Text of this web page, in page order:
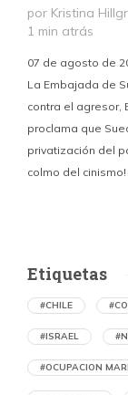
por Kristina
1 min atrás
07 de agosto de
La Embajada de
contra el agresor,
proclama que
privatización del
colmo del cinismo!
Etiquetas
#CHILE
#ISRAEL
#OCUPACION